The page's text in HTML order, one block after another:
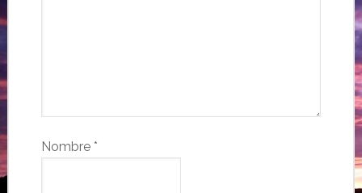
Nombre *